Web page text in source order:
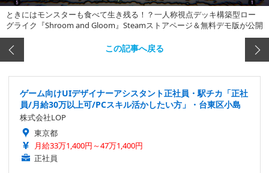
ときにはモンスターも食べて生き残る！？一人称視点デッキ構築型ロー
グライク『Shroom and Gloom』Steamストアページ＆無料デモ版が公開
この記事へ戻る
ゲーム向けUIデザイナーアシスタント正社員・駅チカ「正社
員/月給30万以上可/PCスキル活かしたい方」・台東区小島
株式会社LOP
東京都
月給33万1,400円～47万1,400円
正社員